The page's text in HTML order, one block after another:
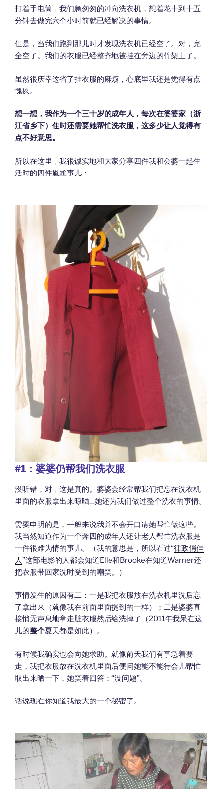
打着手电筒，我们急匆匆的冲向洗衣机，想着花十到十五
分钟去做完六个小时前就已经解决的事情。
但是，当我们跑到那儿时才发现洗衣机已经空了。对，完
全空了。我们的衣服已经整齐地被挂在旁边的竹架上了。
虽然很庆幸这省了挂衣服的麻烦，心底里我还是觉得有点
愧疚。
想一想，我作为一个三十岁的成年人，每次在婆婆家（浙
江省乡下）住时还需要她帮忙洗衣服，这多少让人觉得有
点不好意思。
所以在这里，我很诚实地和大家分享四件我和公婆一起生
活时的四件尴尬事儿：
#1 ：婆婆仍帮我们洗衣服
没听错，对，这是真的。婆婆会经常帮我们把忘在洗衣机
里面的衣服拿出来晾晒…她还为我们做过整个洗衣的事情。
需要申明的是，一般来说我并不会开口请她帮忙做这些。
我当然知道作为一个奔四的成年人还让老人帮忙洗衣服是
一件很难为情的事儿。（我的意思是，所以看过“律政俏佳
人”这部电影的人都会知道Elle和Brooke在知道Warner还
把衣服带回家洗时受到的嘲笑。）
事情发生的原因有二：一是我把衣服放在洗衣机里洗后忘
了拿出来（就像我在前面里面提到的一样）；二是婆婆直
接悄无声息地拿走脏衣服然后给洗掉了（2011年我呆在这
儿的整个夏天都是如此）。
有时候我确实也会向她求助。就像前天我们有事急着要
走，我把衣服放在洗衣机里面后便问她能不能待会儿帮忙
取出来晒一下，她笑着回答：“没问题”。
话说现在你知道我最大的一个秘密了。